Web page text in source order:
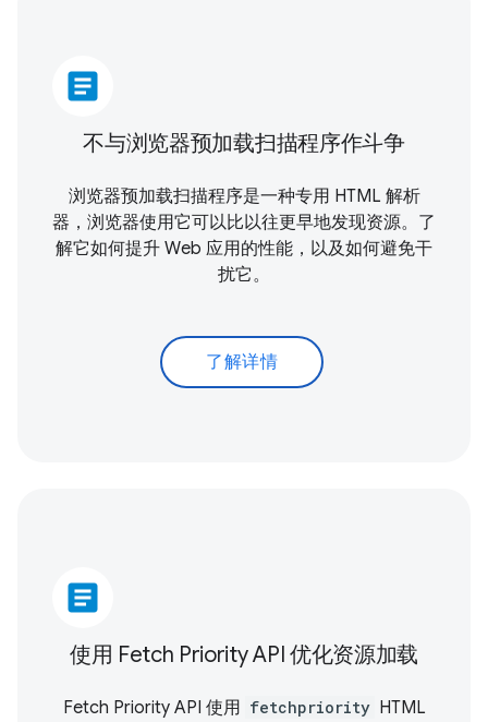
article
不与浏览器预加载扫描程序作斗争
浏览器预加载扫描程序是一种专用 HTML 解析
器，浏览器使用它可以比以往更早地发现资源。了
解它如何提升 Web 应用的性能，以及如何避免干
扰它。
了解详情
article
使用 Fetch Priority API 优化资源加载
Fetch Priority API 使用 fetchpriority HTML